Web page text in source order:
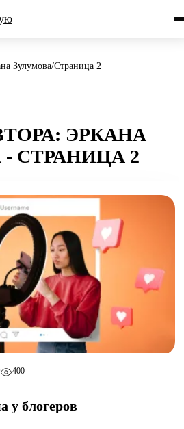
Зулумова/Страница 2
ЭРКАНА
СТРАНИЦА 2
400
у блогеров